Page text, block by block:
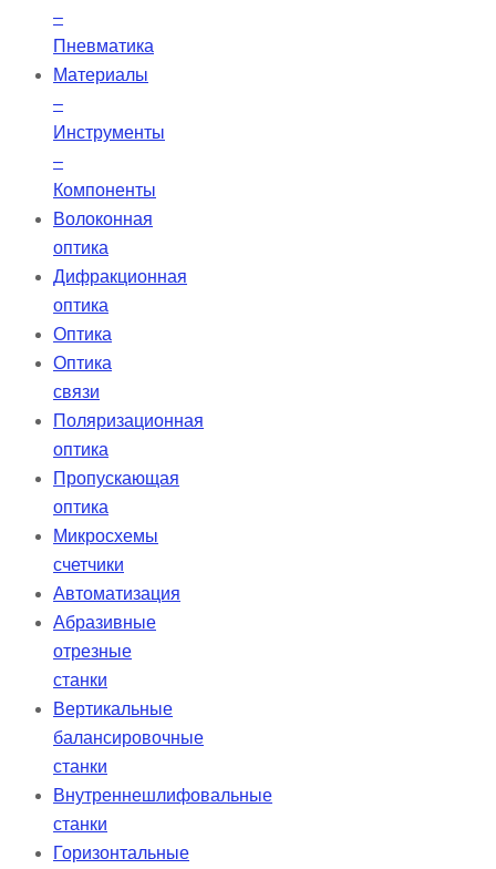
–
Пневматика
Материалы
–
Инструменты
–
Компоненты
Волоконная
оптика
Дифракционная
оптика
Оптика
Оптика
связи
Поляризационная
оптика
Пропускающая
оптика
Микросхемы
счетчики
Автоматизация
Абразивные
отрезные
станки
Вертикальные
балансировочные
станки
Внутреннешлифовальные
станки
Горизонтальные